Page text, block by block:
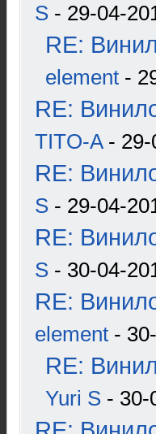
S - 29-04-
RE:
element -
RE:
TITO-A- 29-
RE:
S - 29-04-
RE:
S - 30-04-
RE:
element -
RE:
Yuri S - 30-